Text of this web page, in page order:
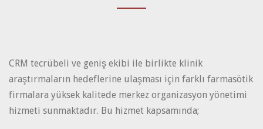
CRM tecrübeli ve geniş ekibi ile birlikte klinik
araştırmaların hedeflerine ulaşması için farklı farmasötik
firmalara yüksek kalitede merkez organizasyon yönetimi
hizmeti sunmaktadır. Bu hizmet kapsamında;